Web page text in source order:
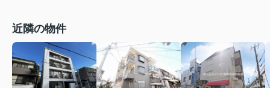
近隣の物件